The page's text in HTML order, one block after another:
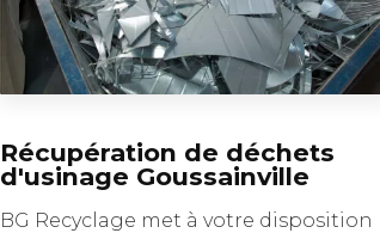
Récupération de déchets
d'usinage Goussainville
BG Recyclage met à votre disposition